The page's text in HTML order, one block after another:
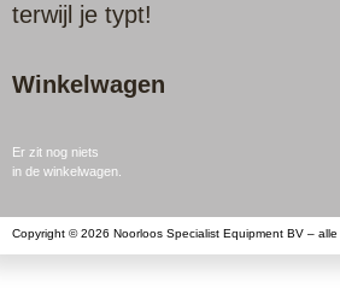
terwijl je typt!
Winkelwagen
Er zit nog niets
in de winkelwagen.
Copyright © 2026 Noorloos Specialist Equipment BV –